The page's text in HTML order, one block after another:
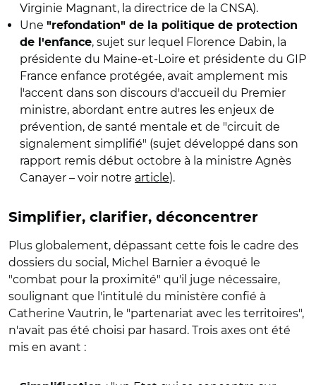
Virginie Magnant, la directrice de la CNSA).
Une "refondation" de la politique de protection
de l'enfance, sujet sur lequel Florence Dabin, la
présidente du Maine-et-Loire et présidente du GIP
France enfance protégée, avait amplement mis
l'accent dans son discours d'accueil du Premier
ministre, abordant entre autres les enjeux de
prévention, de santé mentale et de "circuit de
signalement simplifié" (sujet développé dans son
rapport remis début octobre à la ministre Agnès
Canayer – voir notre article).
Simplifier, clarifier, déconcentrer
Plus globalement, dépassant cette fois le cadre des
dossiers du social, Michel Barnier a évoqué le
"combat pour la proximité" qu'il juge nécessaire,
soulignant que l'intitulé du ministère confié à
Catherine Vautrin, le "partenariat avec les territoires",
n'avait pas été choisi par hasard. Trois axes ont été
mis en avant :